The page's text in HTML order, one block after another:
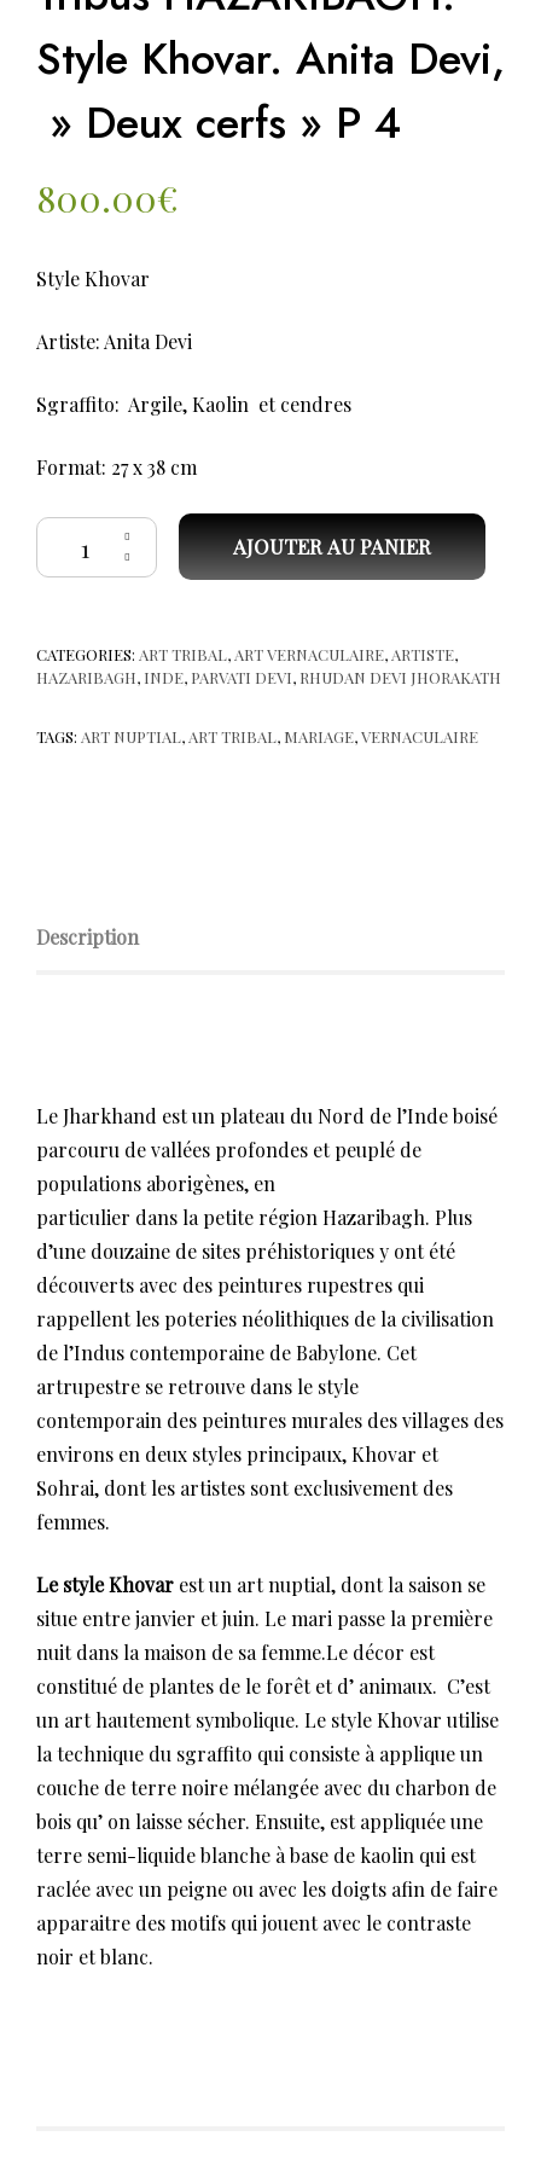
Style Khovar. Anita Devi,
» Deux cerfs » P 4
800.00€
Style Khovar
Artiste: Anita Devi
Sgraffito: Argile, Kaolin et cendres
Format: 27 x 38 cm
quantité de Tribus HAZARIBAGH. Style Khovar. Anita Devi, " Deux
AJOUTER AU PANIER
CATEGORIES: ART TRIBAL, ART VERNACULAIRE, ARTISTE,
HAZARIBAGH, INDE, PARVATI DEVI, RHUDAN DEVI JHORAKATH
TAGS: ART NUPTIAL, ART TRIBAL, MARIAGE,VERNACULAIRE
Description
Le Jharkhand est un plateau du Nord de l’Inde boisé
parcouru de vallées profondes et peuplé de
populations aborigènes, en
particulier dans la petite région Hazaribagh. Plus
d’une douzaine de sites préhistoriques y ont été
découverts avec des peintures rupestres qui
rappellent les poteries néolithiques de la civilisation
de l’Indus contemporaine de Babylone. Cet
artrupestre se retrouve dans le style
contemporain des peintures murales des villages des
environs en deux styles principaux, Khovar et
Sohrai, dont les artistes sont exclusivement des
femmes.
Le style Khovar est un art nuptial, dont la saison se
situe entre janvier et juin. Le mari passe la première
nuit dans la maison de sa femme.Le décor est
constitué de plantes de le forêt et d’ animaux. C’est
un art hautement symbolique. Le style Khovar utilise
la technique du sgraffito qui consiste à applique un
couche de terre noire mélangée avec du charbon de
bois qu’ on laisse sécher. Ensuite, est appliquée une
terre semi-liquide blanche à base de kaolin qui est
raclée avec un peigne ou avec les doigts afin de faire
apparaitre des motifs qui jouent avec le contraste
noir et blanc.